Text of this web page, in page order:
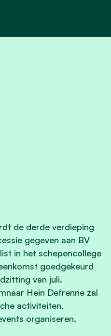
de derde verdieping
gegeven aan BV
in het schepencollege
goedgekeurd
van juli.
Hein Defrenne zal
activiteiten,
organiseren.